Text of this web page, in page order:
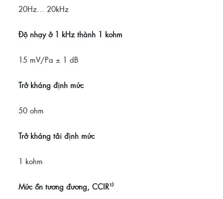
20Hz... 20kHz
Độ nhạy ở 1 kHz thành 1 kohm
15 mV/Pa ± 1 dB
Trở kháng định mức
50 ohm
Trở kháng tải định mức
1 kohm
Mức ồn tương đương, CCIR¹⁾